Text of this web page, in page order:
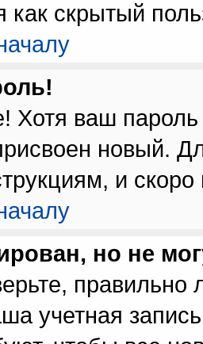
как скрытый
Хотя ваш
новый.
и
но не
учетная